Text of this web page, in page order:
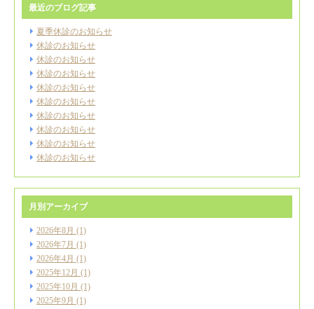
最近のブログ記事
夏季休診のお知らせ
休診のお知らせ
休診のお知らせ
休診のお知らせ
休診のお知らせ
休診のお知らせ
休診のお知らせ
休診のお知らせ
休診のお知らせ
休診のお知らせ
月別アーカイブ
2026年8月 (1)
2026年7月 (1)
2026年4月 (1)
2025年12月 (1)
2025年10月 (1)
2025年9月 (1)